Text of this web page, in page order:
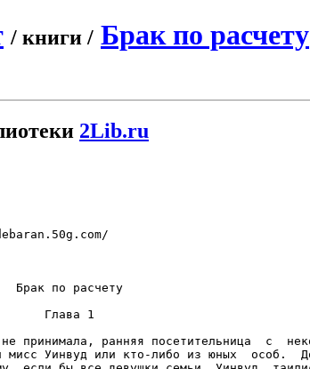
/ книги / Брак по расчету
2Lib.ru